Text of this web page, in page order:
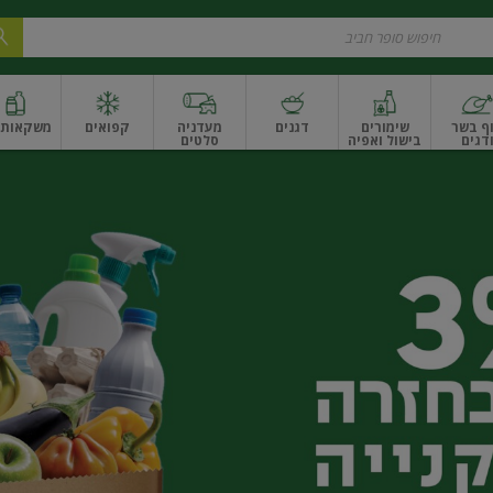
בשר
ודגים
שימורים
בישול ואפיה
דגנים מעדניה
סלטים
ונקניקים
קפואים משקאות
ואגוזיםפירות יבשים ארוזפירות יבשים בתפזורתפיצוחים, אגוזים